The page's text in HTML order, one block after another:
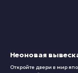
Неоновая
Откройте двери в мир